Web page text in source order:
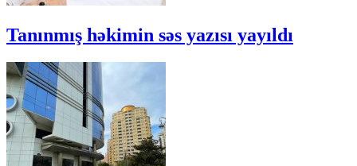
Tanınmış həkimin səs yazısı yayıldı